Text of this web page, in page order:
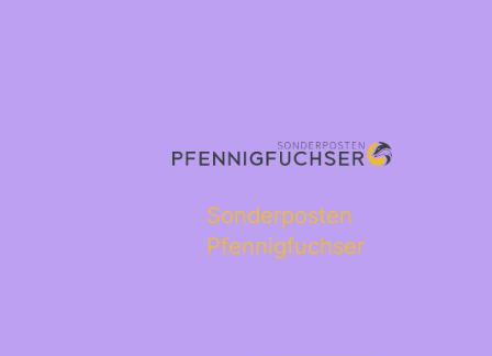
Sonderposten
Pfennigfuchser